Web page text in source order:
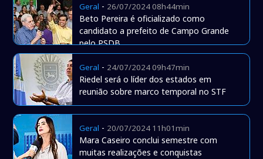
Geral - 26/07/2024 08h44min
Beto Pereira é oficializado como
candidato a prefeito de Campo Grande
pelo PSDB
Geral - 24/07/2024 09h47min
Riedel será o líder dos estados em
reunião sobre marco temporal no STF
Geral - 20/07/2024 11h01min
Mara Caseiro conclui semestre com
muitas realizações e conquistas